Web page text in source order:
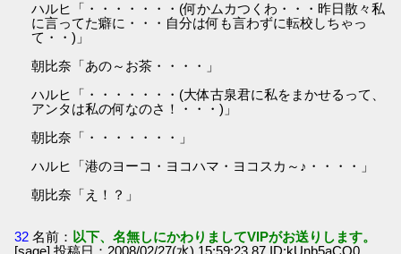
ハルヒ「・・・・・・・(何かムカつくわ・・・昨日散々私
に言ってた癖に・・・自分は何も言わずに転校しちゃっ
て・・)」
朝比奈「あの～お茶・・・・」
ハルヒ「・・・・・・・(大体古泉君に私をまかせるって、
アンタは私の何なのさ！・・・)」
朝比奈「・・・・・・・」
ハルヒ「港のヨーコ・ヨコハマ・ヨコスカ～♪・・・・」
朝比奈「え！？」
32 名前： 以下、名無しにかわりましてVIPがお送りします。